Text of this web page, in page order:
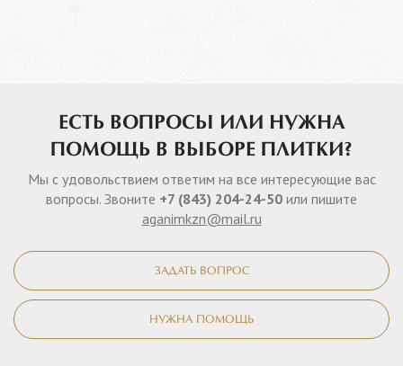
ЕСТЬ ВОПРОСЫ ИЛИ НУЖНА
ПОМОЩЬ В ВЫБОРЕ ПЛИТКИ?
Мы с удовольствием ответим на все интересующие вас
вопросы. Звоните +7 (843) 204-24-50 или пишите
aganimkzn@mail.ru
ЗАДАТЬ ВОПРОС
НУЖНА ПОМОЩЬ